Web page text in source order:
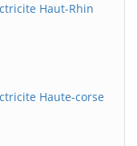
Haut-Rhin
Haute-corse